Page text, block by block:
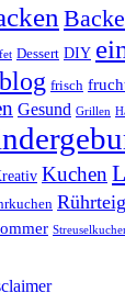
Dessert DIY
frisch
Gesund Grillen
Kuchen
Rührteig